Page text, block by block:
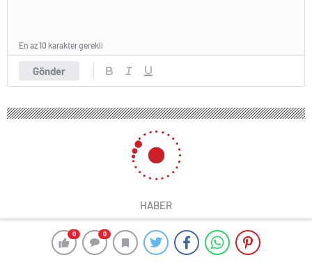
0 0
Gönder
En az 10 karakter gerekli
HABER